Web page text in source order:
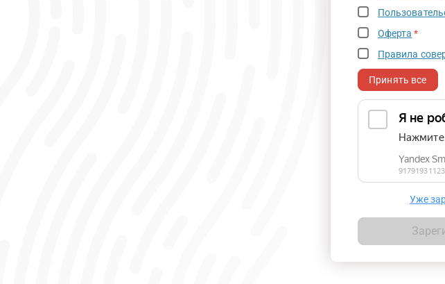
Оферта *
Правила
Принять все
Уже